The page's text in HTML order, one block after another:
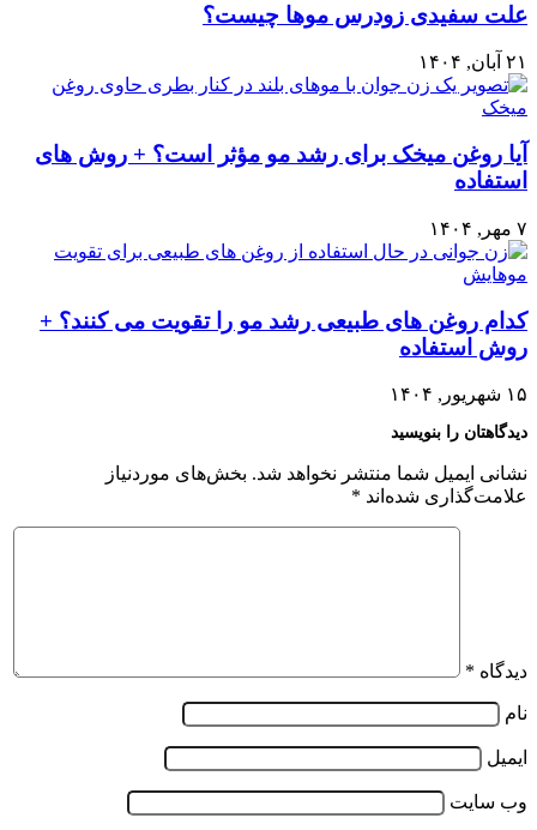
علت سفیدی زودرس موها چیست؟
۲۱ آبان, ۱۴۰۴
آیا روغن میخک برای رشد مو مؤثر است؟ + روش های
استفاده
۷ مهر, ۱۴۰۴
کدام روغن های طبیعی رشد مو را تقویت می کنند؟ +
روش استفاده
۱۵ شهریور, ۱۴۰۴
دیدگاهتان را بنویسید
نشانی ایمیل شما منتشر نخواهد شد. بخش‌های موردنیاز
علامت‌گذاری شده‌اند *
دیدگاه *
نام
ایمیل
وب‌ سایت